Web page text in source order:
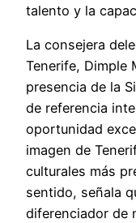
talento y la
La consejera
Tenerife, Dimple
presencia de la
de referencia
oportunidad
imagen de
culturales más
sentido, señala
diferenciador de